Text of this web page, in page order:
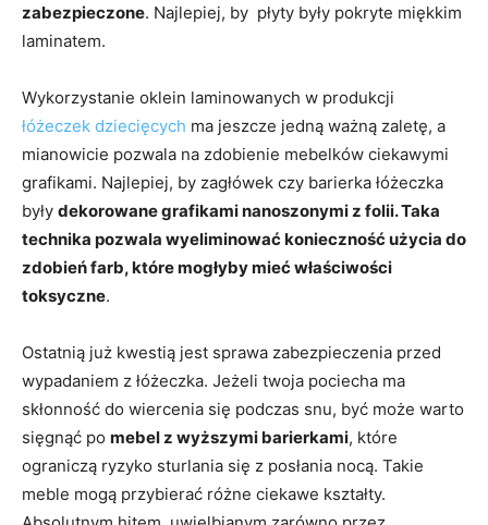
zabezpieczone. Najlepiej, by płyty były pokryte miękkim
laminatem.
Wykorzystanie oklein laminowanych w produkcji
łóżeczek dziecięcych ma jeszcze jedną ważną zaletę, a
mianowicie pozwala na zdobienie mebelków ciekawymi
grafikami. Najlepiej, by zagłówek czy barierka łóżeczka
były dekorowane grafikami nanoszonymi z folii. Taka
technika pozwala wyeliminować konieczność użycia do
zdobień farb, które mogłyby mieć właściwości
toksyczne.
Ostatnią już kwestią jest sprawa zabezpieczenia przed
wypadaniem z łóżeczka. Jeżeli twoja pociecha ma
skłonność do wiercenia się podczas snu, być może warto
sięgnąć po mebel z wyższymi barierkami, które
ograniczą ryzyko sturlania się z posłania nocą. Takie
meble mogą przybierać różne ciekawe kształty.